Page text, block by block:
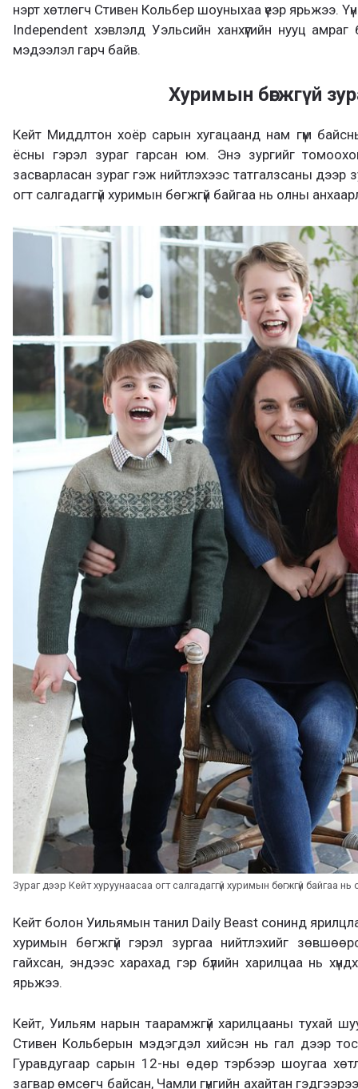
нэрт хөтлөгч Стивен Кольбер шоуныхаа үеэр ярьжээ.
Independent хэвлэлд Уэльсийн ханхүүгийн нууц амраг
мэдээлэл гарч байв.
Хуримын бөгжгүй
Кейт Миддлтон хоёр сарын хугацаанд нам гүм
ёсны гэрэл зураг гарсан юм. Энэ зургийг
засварласан зураг гэж нийтлэхээс татгалзсаны дээр
огт салгадаггүй хуримын бөгжгүй байгаа нь олны
Зураг дээр Кейт хуруунаасаа огт салгадаггүй хуримын бөгжгүй байгаа
Кейт болон Уильямын танил Daily Beast сонинд
хуримын бөгжгүй гэрэл зургаа нийтлэхийг
гайхсан, эндээс харахад гэр бүлийн харилцаа нь
ярьжээ.
Кейт, Уильям нарын таарамжгүй харилцааны тухай
Стивен Кольберын мэдэгдэл хийсэн нь гал дээр
Гуравдугаар сарын 12-ны өдөр тэрбээр шоугаа
загвар өмсөгч байсан, Чамли гүнгийн ахайтан